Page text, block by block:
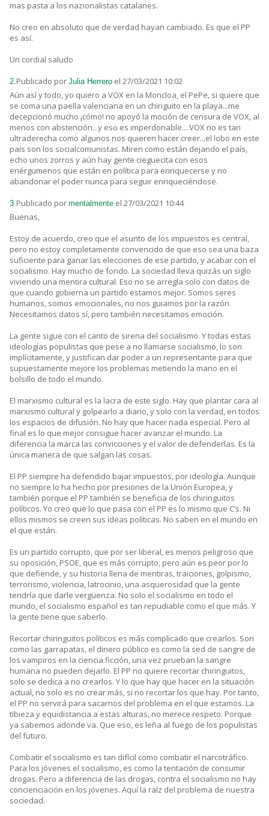
mas pasta a los nazionalistas catalanes.
No creo en absoluto que de verdad hayan cambiado. Es que el PP
es así.
Un cordial saludo
2.Publicado por Julia Herrero el 27/03/2021 10:02
Aún así y todo, yo quiero a VOX en la Moncloa, el PePe, si quiere que
se coma una paella valenciana en un chiriguito en la playa...me
decepcionó mucho ¡cómo! no apoyó la moción de censura de VOX, al
menos con abstención...y eso es imperdonable....VOX no es tan
ultraderecha como algunos nos quieren hacer creer...el lobo en este
país son los socialcomunistas. Miren como están dejando el país,
echo unos zorros y aún hay gente cieguecita con esos
enérgumenos que están en política para enriquecerse y no
abandonar el poder nunca para seguir enriqueciéndose.
3.Publicado por mentalmente el 27/03/2021 10:44
Buenas,
Estoy de acuerdo, creo que el asunto de los impuestos es central,
pero no estoy completamente convencido de que eso sea una baza
suficiente para ganar las elecciones de ese partido, y acabar con el
socialismo. Hay mucho de fondo. La sociedad lleva quizás un siglo
viviendo una mentira cultural. Eso no se arregla solo con datos de
que cuando gobierna un partido estamos mejor. Somos seres
humanos, somos emocionales, no nos guiamos por la razón.
Necesitamos datos sí, pero también necesitamos emoción.
La gente sigue con el canto de sirena del socialismo. Y todas estas
ideologías populistas que pese a no llamarse socialismo, lo son
implícitamente, y justifican dar poder a un representante para que
supuestamente mejore los problemas metiendo la mano en el
bolsillo de todo el mundo.
El marxismo cultural es la lacra de este siglo. Hay que plantar cara al
marxismo cultural y golpearlo a diario, y solo con la verdad, en todos
los espacios de difusión. No hay que hacer nada especial. Pero al
final es lo que mejor consigue hacer avanzar el mundo. La
diferencia la marca las convicciones y el valor de defenderlas. Es la
única manera de que salgan las cosas.
El PP siempre ha defendido bajar impuestos, por ideología. Aunque
no siempre lo ha hecho por presiones de la Unión Europea, y
también porque el PP también se beneficia de los chiringuitos
políticos. Yo creo que lo que pasa con el PP es lo mismo que C’s. Ni
ellos mismos se creen sus ideas políticas. No saben en el mundo en
el que están.
Es un partido corrupto, que por ser liberal, es menos peligroso que
su oposición, PSOE, que es más corrupto, pero aún es peor por lo
que defiende, y su historia llena de mentiras, traiciones, golpismo,
terrorismo, violencia, latrocinio, una asquerosidad que la gente
tendría que darle vergüenza. No solo el socialismo en todo el
mundo, el socialismo español es tan repudiable como el que más. Y
la gente tiene que saberlo.
Recortar chiringuitos políticos es más complicado que crearlos. Son
como las garrapatas, el dinero público es como la sed de sangre de
los vampiros en la ciencia ficción, una vez prueban la sangre
humana no pueden dejarlo. El PP no quiere recortar chiringuitos,
solo se dedica a no crearlos. Y lo que hay que hacer en la situación
actual, no solo es no crear más, si no recortar los que hay. Por tanto,
el PP no servirá para sacarnos del problema en el que estamos. La
tibieza y equidistancia a estas alturas, no merece respeto. Porque
ya sabemos adonde va. Que eso, es leña al fuego de los populistas
del futuro.
Combatir el socialismo es tan difícil como combatir el narcotráfico.
Para los jóvenes el socialismo, es como la tentación de consumir
drogas. Pero a diferencia de las drogas, contra el socialismo no hay
concienciación en los jóvenes. Aquí la raíz del problema de nuestra
sociedad.